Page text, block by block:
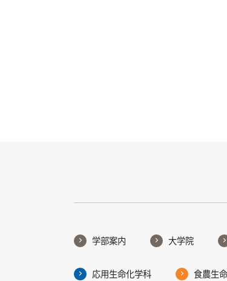
学部案内 大学院
応用生命化学科 食農生